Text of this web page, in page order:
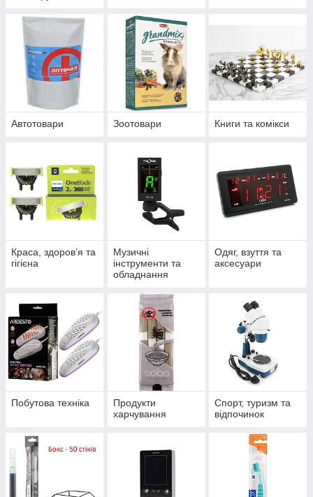
Автотовари Зоотовари Книги та комікси
Краса, здоров’я та
гігієна
Музичні
інструменти та
обладнання
Одяг, взуття та
аксесуари
Побутова техніка
Продукти
харчування
Спорт, туризм та
відпочинок